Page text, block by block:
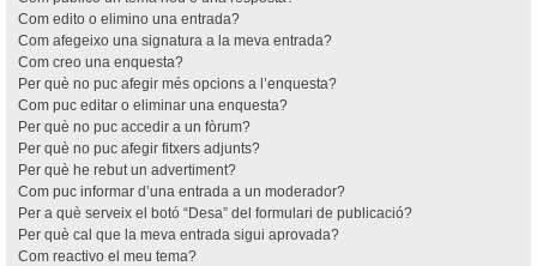
Com edito o elimino una entrada?
Com afegeixo una signatura a la meva entrada?
Com creo una enquesta?
Per què no puc afegir més opcions a l’enquesta?
Com puc editar o eliminar una enquesta?
Per què no puc accedir a un fòrum?
Per què no puc afegir fitxers adjunts?
Per què he rebut un advertiment?
Com puc informar d’una entrada a un moderador?
Per a què serveix el botó “Desa” del formulari de publicació?
Per què cal que la meva entrada sigui aprovada?
Com reactivo el meu tema?